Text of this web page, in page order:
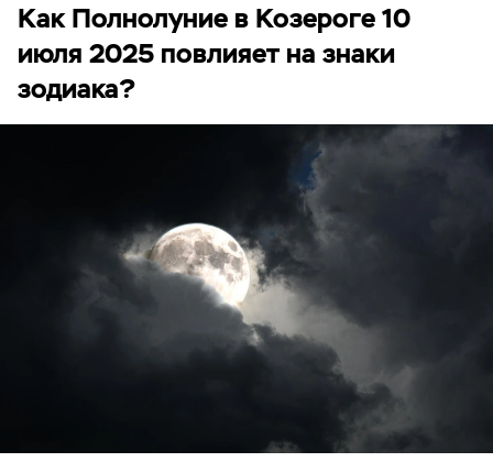
Как Полнолуние в Козероге 10
июля 2025 повлияет на знаки
зодиака?